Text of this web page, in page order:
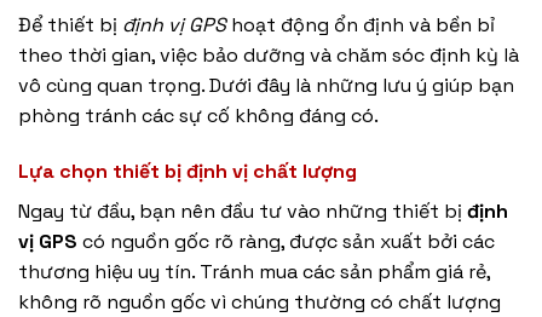
Để thiết bị định vị GPShoạt động ổn định và bền bỉ
theo thời gian, việc bảo dưỡng và chăm sóc định kỳ là
vô cùng quan trọng. Dưới đây là những lưu ý giúp bạn
phòng tránh các sự cố không đáng có.
Lựa chọn thiết bị định vị chất lượng
Ngay từ đầu, bạn nên đầu tư vào những thiết bị định
vị GPS có nguồn gốc rõ ràng, được sản xuất bởi các
thương hiệu uy tín. Tránh mua các sản phẩm giá rẻ,
không rõ nguồn gốc vì chúng thường có chất lượng